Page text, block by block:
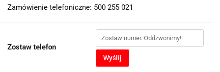
Zamówienie telefoniczne: 500 255 021
Zostaw telefon
Wyślij